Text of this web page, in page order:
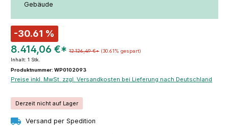
Gebäude
-30.61 %
8.414,06 €* 12.126,49 €* (30.61% gespart)
Inhalt: 1 Stk.
Produktnummer: WP0102093
Preise inkl. MwSt. zzgl. Versandkosten bei Lieferung nach Deutschland
Derzeit nicht auf Lager
Versand per Spedition